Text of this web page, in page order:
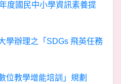
度國民中小學資訊素養提
學辦理之「SDGs 飛英任務
位教學增能培訓」規劃